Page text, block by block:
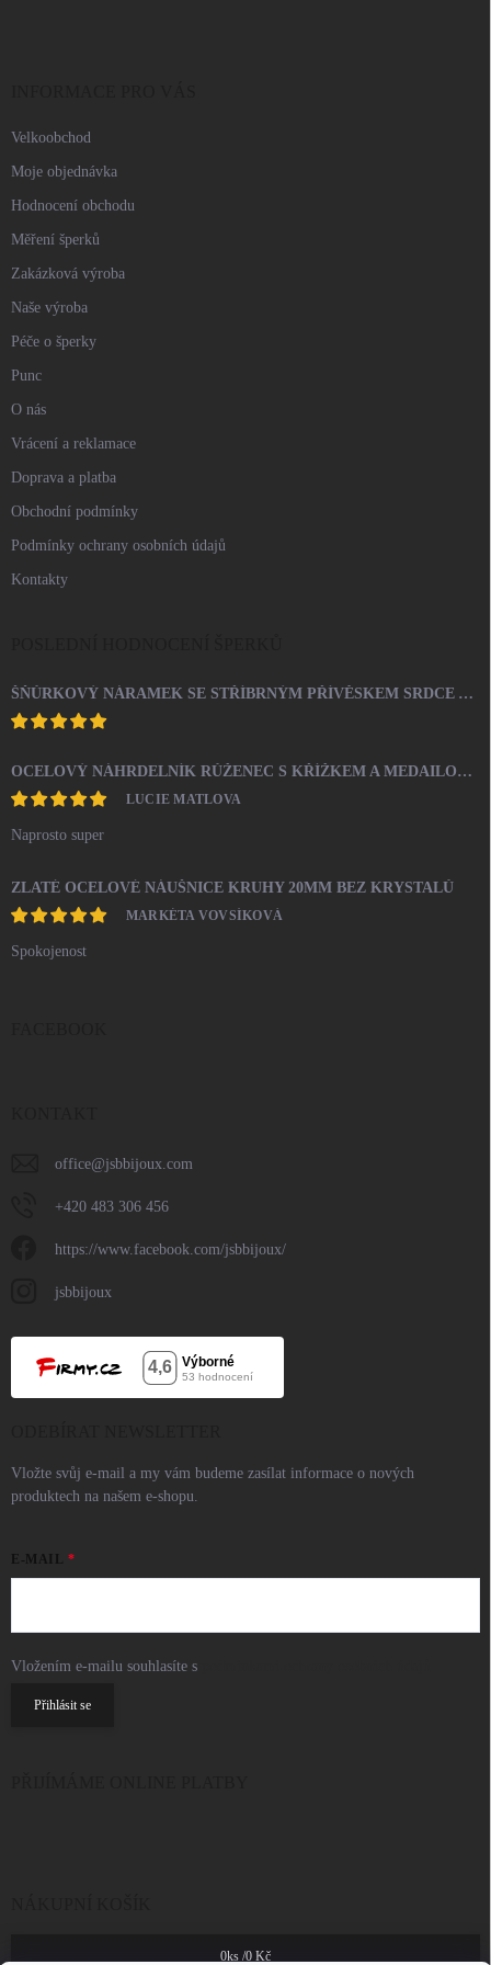
Velkoobchod
Moje objednávka
Hodnocení obchodu
Měření šperků
Zakázková výroba
Naše výroba
Péče o šperky
Punc
O nás
Vrácení a reklamace
Doprava a platba
Obchodní podmínky
Podmínky ochrany osobních údajů
Kontakty
ŠŇŮRKOVÝ NÁRAMEK SE STŘÍBRNÝM PŘÍVĚSKEM SRDCE A KRYSTALY SWAROVSKI CRYSTAL (STŘÍBRO 925/1000)
OCELOVÝ NÁHRDELNÍK RŮŽENEC S KŘÍŽKEM A MEDAILONEM
LUCIE MATLOVA
Naprosto super
ZLATÉ OCELOVÉ NÁUŠNICE KRUHY 20MM BEZ KRYSTALŮ
MARKÉTA VOVSÍKOVÁ
Spokojenost
office@jsbbijoux.com
+420 483 306 456
https://www.facebook.com/jsbbijoux/
jsbbijoux
Vložte svůj e-mail a my vám budeme zasílat informace o nových
produktech na našem e-shopu.
E-MAIL
Vložením e-mailu souhlasíte s
Přihlásit se
0ks /0 Kč